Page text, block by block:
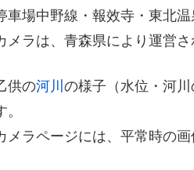
車場中野線・報效寺・東北
メラは、青森県により運営さ
供の河川 の様子（水位・河川
メラページには、平常時の